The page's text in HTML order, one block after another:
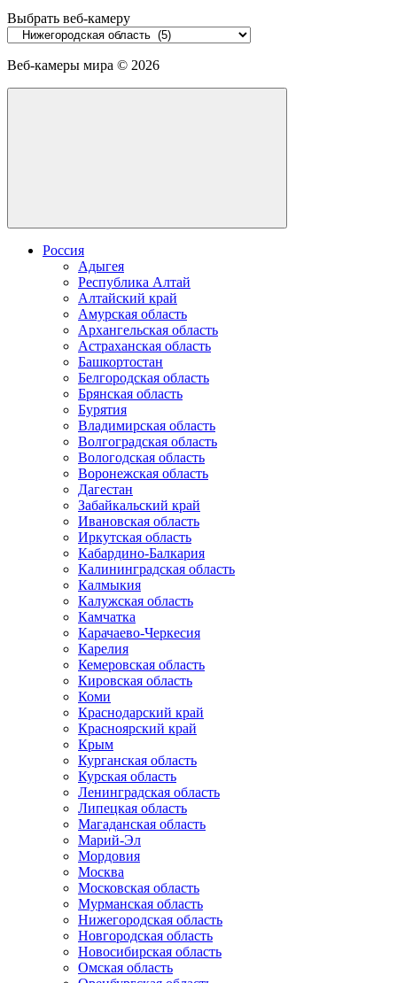
Выбрать веб-камеру
Выбрать
камеру
Веб-камеры мира © 2026
Россия
Адыгея
Республика Алтай
Алтайский край
Амурская область
Архангельская область
Астраханская область
Башкортостан
Белгородская область
Брянская область
Бурятия
Владимирская область
Волгоградская область
Вологодская область
Воронежская область
Дагестан
Забайкальский край
Ивановская область
Иркутская область
Кабардино-Балкария
Калининградская область
Калмыкия
Калужская область
Камчатка
Карачаево-Черкесия
Карелия
Кемеровская область
Кировская область
Коми
Краснодарский край
Красноярский край
Крым
Курганская область
Курская область
Ленинградская область
Липецкая область
Магаданская область
Марий-Эл
Мордовия
Москва
Московская область
Мурманская область
Нижегородская область
Новгородская область
Новосибирская область
Омская область